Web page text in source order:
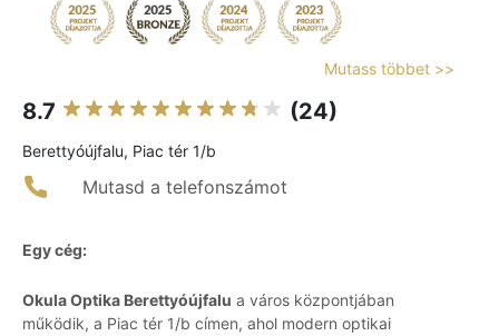
Mutass többet >>
8.7 (24)
Berettyóújfalu, Piac tér 1/b
Mutasd a telefonszámot
Egy cég:
Okula Optika Berettyóújfalu a város központjában
működik, a Piac tér 1/b címen, ahol modern optikai